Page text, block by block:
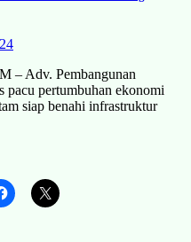
– Adv. Pembangunan
pacu pertumbuhan ekonomi
siap benahi infrastruktur